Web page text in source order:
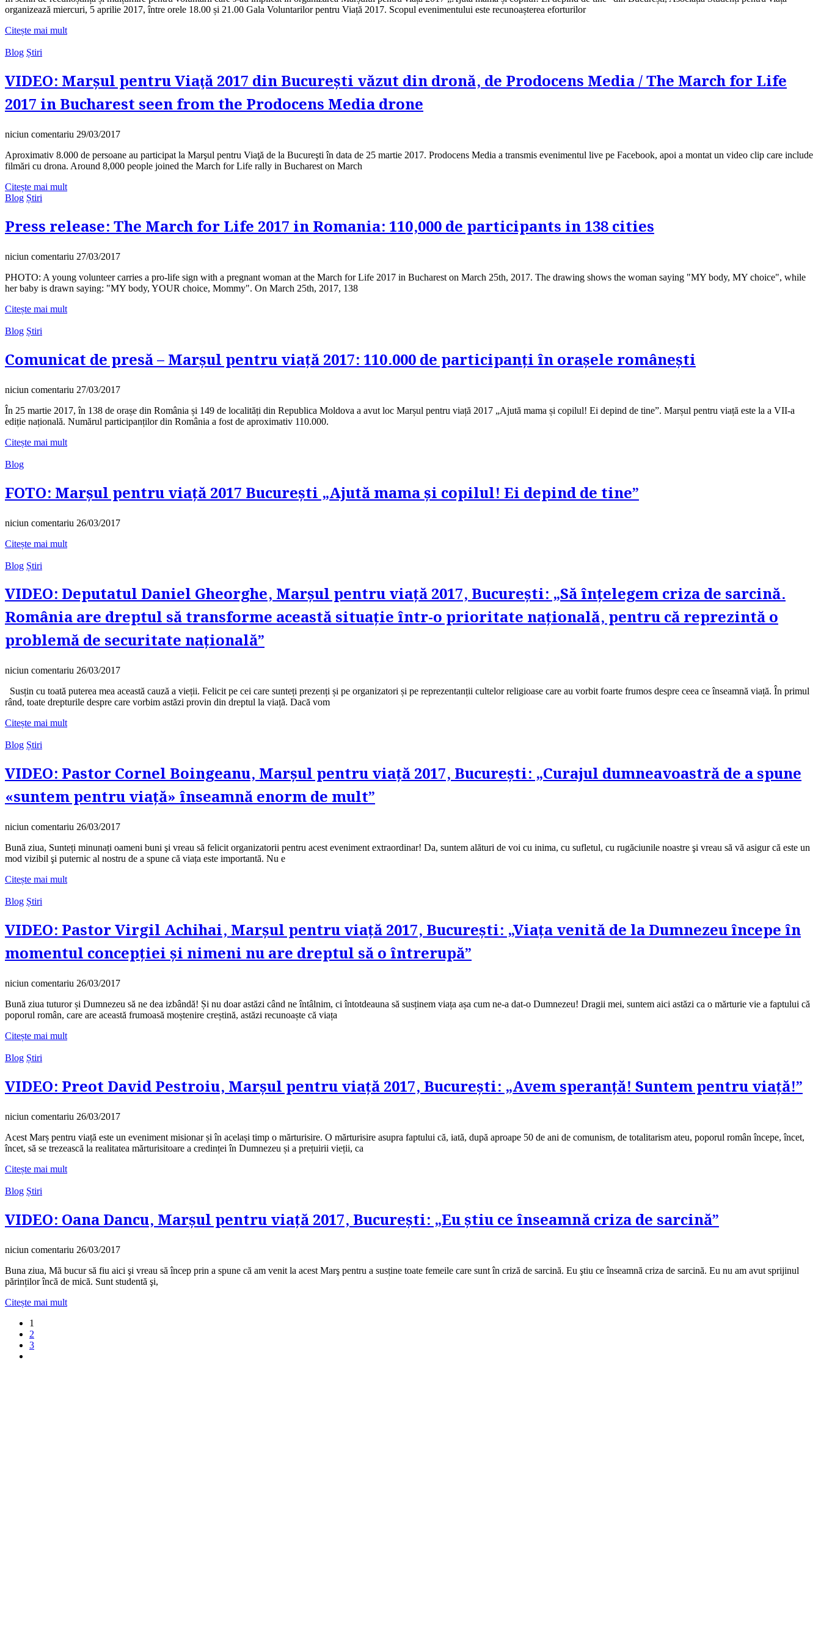
organizează miercuri, 5 aprilie 2017, între orele 18.00 și 21.00 Gala Voluntarilor pentru Viață 2017. Scopul evenimentului este recunoașterea eforturilor
Citește mai mult
Blog Știri
VIDEO: Marşul pentru Viaţă 2017 din Bucureşti văzut din dronă, de Prodocens Media / The March for Life
2017 in Bucharest seen from the Prodocens Media drone
niciun comentariu 29/03/2017
Aproximativ 8.000 de persoane au participat la Marşul pentru Viaţă de la Bucureşti în data de 25 martie 2017. Prodocens Media a transmis evenimentul live pe Facebook, apoi a montat un video clip care include
filmări cu drona. Around 8,000 people joined the March for Life rally in Bucharest on March
Citește mai mult
Blog Știri
Press release: The March for Life 2017 in Romania: 110,000 de participants in 138 cities
niciun comentariu 27/03/2017
PHOTO: A young volunteer carries a pro-life sign with a pregnant woman at the March for Life 2017 in Bucharest on March 25th, 2017. The drawing shows the woman saying "MY body, MY choice", while
her baby is drawn saying: "MY body, YOUR choice, Mommy". On March 25th, 2017, 138
Citește mai mult
Blog Știri
Comunicat de presă – Marșul pentru viață 2017: 110.000 de participanți în orașele românești
niciun comentariu 27/03/2017
În 25 martie 2017, în 138 de orașe din România și 149 de localități din Republica Moldova a avut loc Marșul pentru viață 2017 „Ajută mama și copilul! Ei depind de tine”. Marșul pentru viață este la a VII-a
ediție națională. Numărul participanților din România a fost de aproximativ 110.000.
Citește mai mult
Blog
FOTO: Marșul pentru viață 2017 București „Ajută mama și copilul! Ei depind de tine”
niciun comentariu 26/03/2017
Citește mai mult
Blog Știri
VIDEO: Deputatul Daniel Gheorghe, Marșul pentru viață 2017, București: „Să înțelegem criza de sarcină.
România are dreptul să transforme această situație într-o prioritate națională, pentru că reprezintă o
problemă de securitate națională”
niciun comentariu 26/03/2017
Susțin cu toată puterea mea această cauză a vieții. Felicit pe cei care sunteți prezenți și pe organizatori și pe reprezentanții cultelor religioase care au vorbit foarte frumos despre ceea ce înseamnă viață. În primul
rând, toate drepturile despre care vorbim astăzi provin din dreptul la viață. Dacă vom
Citește mai mult
Blog Știri
VIDEO: Pastor Cornel Boingeanu, Marșul pentru viață 2017, București: „Curajul dumneavoastră de a spune
«suntem pentru viață» înseamnă enorm de mult”
niciun comentariu 26/03/2017
Bună ziua, Sunteți minunați oameni buni şi vreau să felicit organizatorii pentru acest eveniment extraordinar! Da, suntem alături de voi cu inima, cu sufletul, cu rugăciunile noastre şi vreau să vă asigur că este un
mod vizibil şi puternic al nostru de a spune că viața este importantă. Nu e
Citește mai mult
Blog Știri
VIDEO: Pastor Virgil Achihai, Marșul pentru viață 2017, București: „Viața venită de la Dumnezeu începe în
momentul concepției și nimeni nu are dreptul să o întrerupă”
niciun comentariu 26/03/2017
Bună ziua tuturor și Dumnezeu să ne dea izbândă! Și nu doar astăzi când ne întâlnim, ci întotdeauna să susținem viața așa cum ne-a dat-o Dumnezeu! Dragii mei, suntem aici astăzi ca o mărturie vie a faptului că
poporul român, care are această frumoasă moștenire creștină, astăzi recunoaște că viața
Citește mai mult
Blog Știri
VIDEO: Preot David Pestroiu, Marșul pentru viață 2017, București: „Avem speranță! Suntem pentru viață!”
niciun comentariu 26/03/2017
Acest Marș pentru viață este un eveniment misionar și în același timp o mărturisire. O mărturisire asupra faptului că, iată, după aproape 50 de ani de comunism, de totalitarism ateu, poporul român începe, încet,
încet, să se trezească la realitatea mărturisitoare a credinței în Dumnezeu și a prețuirii vieții, ca
Citește mai mult
Blog Știri
VIDEO: Oana Dancu, Marșul pentru viață 2017, București: „Eu ştiu ce înseamnă criza de sarcină”
niciun comentariu 26/03/2017
Buna ziua, Mă bucur să fiu aici şi vreau să încep prin a spune că am venit la acest Marş pentru a susține toate femeile care sunt în criză de sarcină. Eu ştiu ce înseamnă criza de sarcină. Eu nu am avut sprijinul
părinților încă de mică. Sunt studentă şi,
Citește mai mult
1
2
3